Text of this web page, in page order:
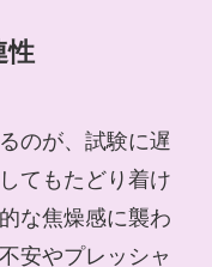
性
のが、試験に遅
てもたどり着け
な焦燥感に襲わ
安やプレッシャ